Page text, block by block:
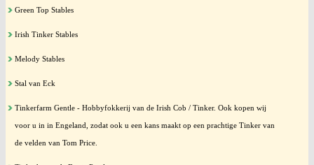
Green Top Stables
Irish Tinker Stables
Melody Stables
Stal van Eck
Tinkerfarm Gentle - Hobbyfokkerij van de Irish Cob / Tinker. Ook kopen wij
voor u in in Engeland, zodat ook u een kans maakt op een prachtige Tinker van
de velden van Tom Price.